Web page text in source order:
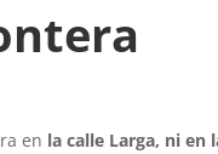
en la calle Larga, ni en